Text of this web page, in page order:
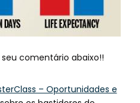
comentário abaixo!!
– Oportunidades e